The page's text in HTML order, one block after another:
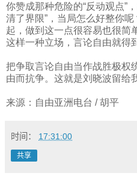
你赞成那种危险的“反动观点”
清了界限”，当局怎么好整你
起，做到这一点很容易也很简
这样一种立场，言论自由就得
把争取言论自由当作战胜极权
由而抗争。这就是刘晓波留给
来源：自由亚洲电台 /胡平
时间： 17:31:00
共享